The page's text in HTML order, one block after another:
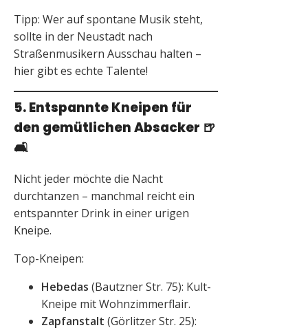
Tipp: Wer auf spontane Musik steht,
sollte in der Neustadt nach
Straßenmusikern Ausschau halten –
hier gibt es echte Talente!
5. Entspannte Kneipen für
den gemütlichen Absacker 🍺
🛋️
Nicht jeder möchte die Nacht
durchtanzen – manchmal reicht ein
entspannter Drink in einer urigen
Kneipe.
Top-Kneipen:
Hebedas (Bautzner Str. 75): Kult-
Kneipe mit Wohnzimmerflair.
Zapfanstalt (Görlitzer Str. 25):